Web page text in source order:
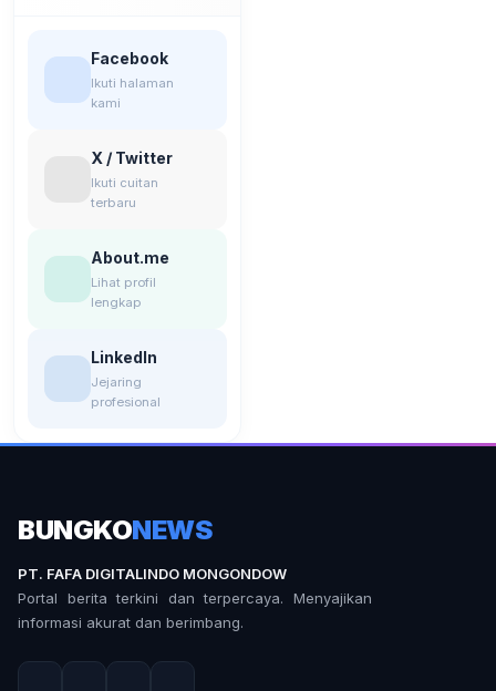
Facebook
Ikuti halaman
kami
X / Twitter
Ikuti cuitan
terbaru
About.me
Lihat profil
lengkap
LinkedIn
Jejaring
profesional
BUNGKONEWS
PT. FAFA DIGITALINDO MONGONDOW
Portal berita terkini dan terpercaya. Menyajikan
informasi akurat dan berimbang.